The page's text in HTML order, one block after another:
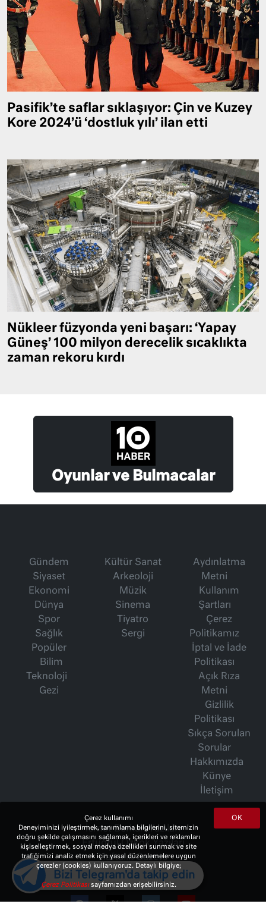
Pasifik’te saflar sıklaşıyor: Çin ve Kuzey
Kore 2024’ü ‘dostluk yılı’ ilan etti
Nükleer füzyonda yeni başarı: ‘Yapay
Güneş’ 100 milyon derecelik sıcaklıkta
zaman rekoru kırdı
Oyunlar ve Bulmacalar
Gündem
Siyaset
Ekonomi
Dünya
Spor
Sağlık
Popüler
Bilim
Teknoloji
Gezi
Kültür Sanat
Arkeoloji
Müzik
Sinema
Tiyatro
Sergi
Aydınlatma
Metni
Kullanım
Şartları
Çerez
Politikamız
İptal ve İade
Politikası
Açık Rıza
Metni
Gizlilik
Politikası
Sıkça Sorulan
Sorular
Hakkımızda
Künye
İletişim
İsmet Berkan Yazıları
Ertuğrul Özkök Yazıları
Haftalık Gazete
OK
Çerez kullanımı
Deneyiminizi iyileştirmek, tanımlama bilgilerini, sitemizin
doğru şekilde çalışmasını sağlamak, içerikleri ve reklamları
kişiselleştirmek, sosyal medya özellikleri sunmak ve site
trafiğimizi analiz etmek için yasal düzenlemelere uygun
çerezler (cookies) kullanıyoruz. Detaylı bilgiye;
Çerez Politikasısayfamızdan erişebilirsiniz.
Bizi Telegram'da takip edin